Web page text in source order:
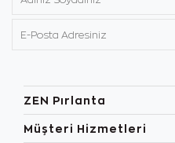
ZEN Pırlanta
Müşteri Hizmetleri